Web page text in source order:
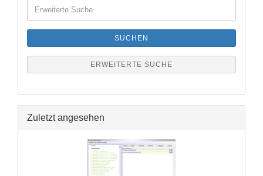
Suche
SUCHEN
ERWEITERTE SUCHE
Zuletzt angesehen